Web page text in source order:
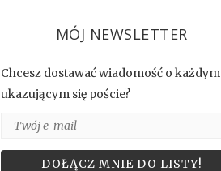
MÓJ NEWSLETTER
Chcesz dostawać wiadomość o każdym
ukazującym się poście?